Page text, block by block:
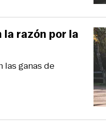
ganas de
razón por la